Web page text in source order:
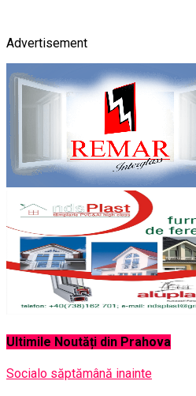
Advertisement
Ultimile Noutăți din Prahova
Social o săptămână inainte